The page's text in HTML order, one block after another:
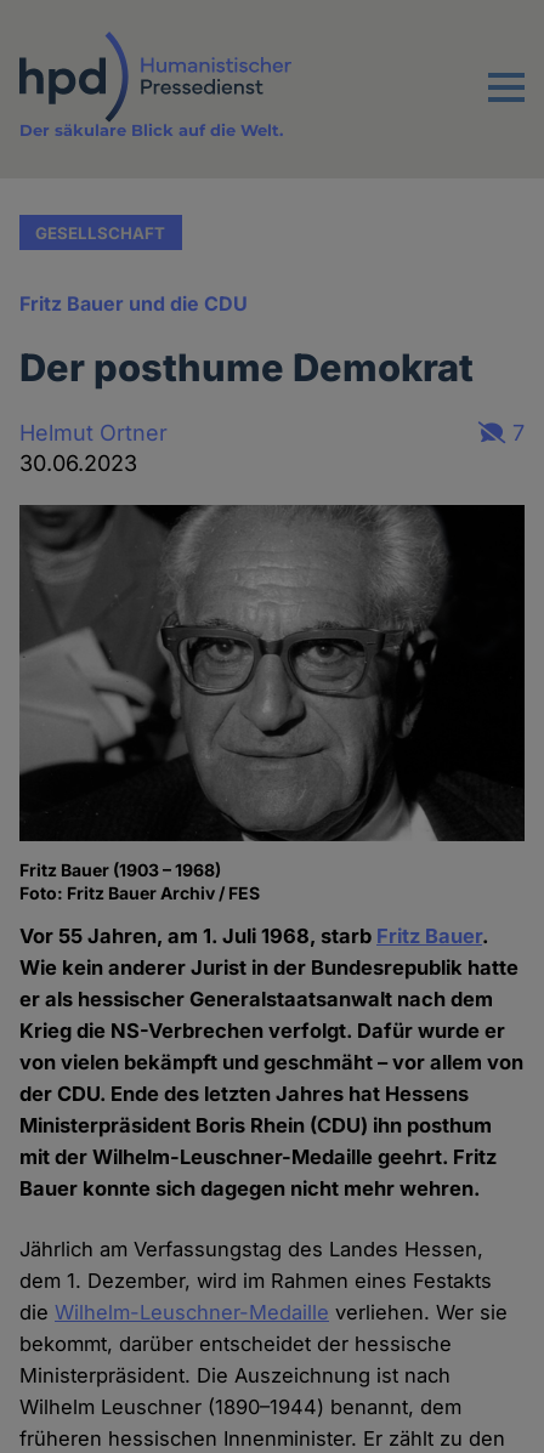
Inhalt
Menu
Der säkulare Blick auf die Welt.
GESELLSCHAFT
Fritz Bauer und die CDU
Der posthume Demokrat
Helmut Ortner
30.06.2023
7
Fritz Bauer (1903 – 1968)
Foto: Fritz Bauer Archiv / FES
Vor 55 Jahren, am 1. Juli 1968, starb Fritz Bauer.
Wie kein anderer Jurist in der Bundesrepublik hatte
er als hessischer Generalstaatsanwalt nach dem
Krieg die NS-Verbrechen verfolgt. Dafür wurde er
von vielen bekämpft und geschmäht – vor allem von
der CDU. Ende des letzten Jahres hat Hessens
Ministerpräsident Boris Rhein (CDU) ihn posthum
mit der Wilhelm-Leuschner-Medaille geehrt. Fritz
Bauer konnte sich dagegen nicht mehr wehren.
Jährlich am Verfassungstag des Landes Hessen,
dem 1. Dezember, wird im Rahmen eines Festakts
dieWilhelm-Leuschner-Medaille verliehen. Wer sie
bekommt, darüber entscheidet der hessische
Ministerpräsident. Die Auszeichnung ist nach
Wilhelm Leuschner (1890–1944) benannt, dem
früheren hessischen Innenminister. Er zählt zu den